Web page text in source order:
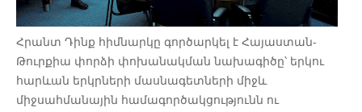
Հրանտ Դինք հիմնարկը գործարկել է Հայաստան-
Թուրքիա փորձի փոխանակման նախագիծը՝ երկու
հարևան երկրների մասնագետների միջև
միջսահմանային համագործակցությունն ու